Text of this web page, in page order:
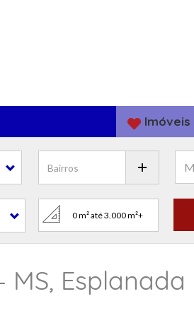
Imóveis
Esplanada